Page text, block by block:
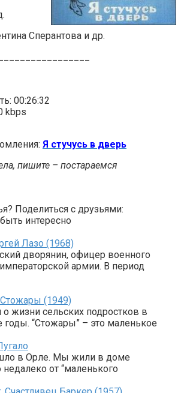
Сперантова и др.
00:26:32
kbps
Я стучусь в дверь
пишите – постараемся
Поделиться с друзьями:
интересно
Лазо (1968)
дворянин, офицер военного
армии. В период
(1949)
жизни сельских подростков в
“Стожары” – это маленькое
в Орле. Мы жили в доме
от “маленького